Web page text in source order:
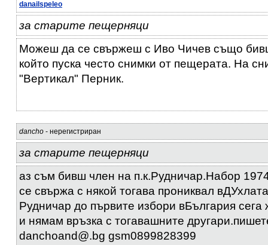
danailspeleo
за старите пещерняци
Можеш да се свържеш с Иво Чичев също
който пуска често снимки от пещерата. На
"Вертикал" Перник.
dancho - нерегистриран
за старите пещерняци
аз съм бивш член на п.к.Рудничар.Набор
се свържа с някой тогава прониквал
Рудничар до първите избори вБългария сега
и нямам връзка с тогавашните
danchoand@.bg gsm0899828399